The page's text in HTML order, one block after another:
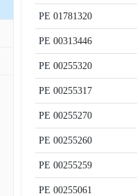
PE 01781320
PE 00313446
PE 00255320
PE 00255317
PE 00255270
PE 00255260
PE 00255259
PE 00255061